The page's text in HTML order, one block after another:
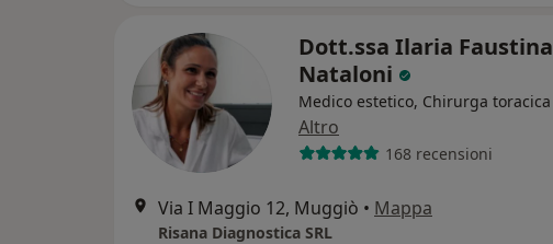
Dott.ssa Ilaria Faustina
Nataloni
Medico estetico, Chirurga toracica
Altro
168 recensioni
Via I Maggio 12, Muggiò • Mappa
Risana Diagnostica SRL